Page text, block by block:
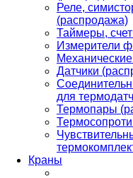
Реле,
(распродажа)
Таймеры,
Измерители
Датчики
для
Термопары
Краны